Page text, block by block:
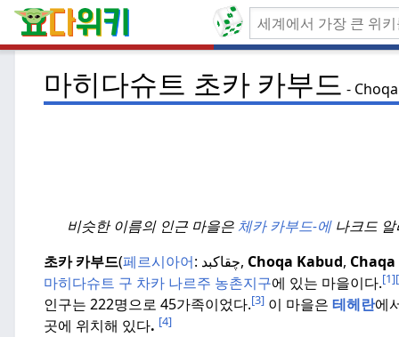
마히다슈트 초카 카부드
비슷한 이름의 인근 마을은 체카 카부드-에나크드 알
초카 카부드(페르시아어: چقاكبد, Choqa Kabud,
마히다슈트 구 차카 나르주 농촌지구에 있는 마을이다.[1]
인구는 222명으로 45가족이었다.[3] 이 마을은 테헤란에
곳에 위치해 있다. [4]